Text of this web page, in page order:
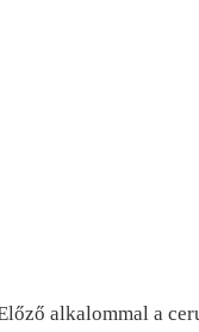
alkalommal a